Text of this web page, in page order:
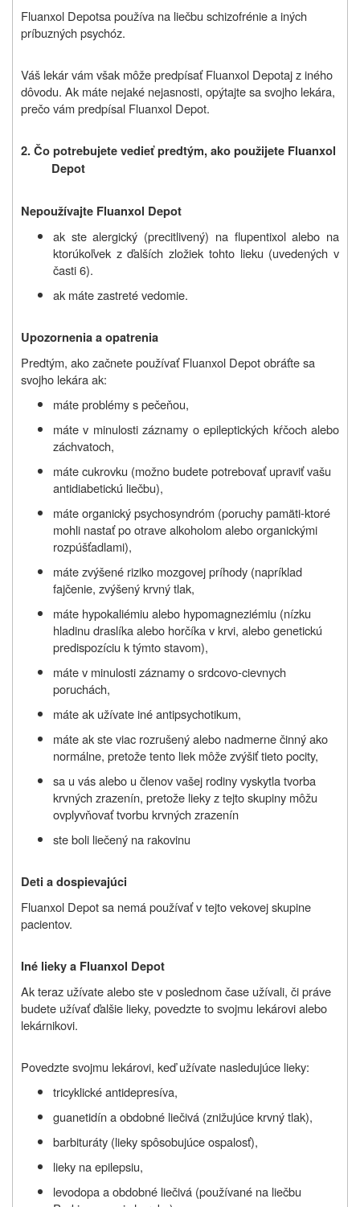
Fluanxol Depotsa používa na liečbu schizofrénie a iných
príbuzných psychóz.
Váš lekár vám však môže predpísať Fluanxol Depotaj z iného
dôvodu. Ak máte nejaké nejasnosti, opýtajte sa svojho lekára,
prečo vám predpísal Fluanxol Depot.
2. Čo potrebujete vedieť predtým, ako použijete Fluanxol
Depot
Nepoužívajte Fluanxol Depot
ak ste alergický (precitlivený) na flupentixol alebo na
ktorúkoľvek z ďalších zložiek tohto lieku (uvedených v
časti 6).
ak máte zastreté vedomie.
Upozornenia a opatrenia
Predtým, ako začnete používať Fluanxol Depot obráťte sa
svojho lekára ak:
máte problémy s pečeňou,
máte v minulosti záznamy o epileptických kŕčoch alebo
záchvatoch,
máte cukrovku (možno budete potrebovať upraviť vašu
antidiabetickú liečbu),
máte organický psychosyndróm (poruchy pamäti-ktoré
mohli nastať po otrave alkoholom alebo organickými
rozpúšťadlami),
máte zvýšené riziko mozgovej príhody (napríklad
fajčenie, zvýšený krvný tlak,
máte hypokaliémiu alebo hypomagneziémiu (nízku
hladinu draslíka alebo horčíka v krvi, alebo genetickú
predispozíciu k týmto stavom),
máte v minulosti záznamy o srdcovo-cievnych
poruchách,
máte ak užívate iné antipsychotikum,
máte ak ste viac rozrušený alebo nadmerne činný ako
normálne, pretože tento liek môže zvýšiť tieto pocity,
sa u vás alebo u členov vašej rodiny vyskytla tvorba
krvných zrazenín, pretože lieky z tejto skupiny môžu
ovplyvňovať tvorbu krvných zrazenín
ste boli liečený na rakovinu
Deti a dospievajúci
Fluanxol Depot sa nemá používať v tejto vekovej skupine
pacientov.
Iné lieky a Fluanxol Depot
Ak teraz užívate alebo ste v poslednom čase užívali, či práve
budete užívať ďalšie lieky, povedzte to svojmu lekárovi alebo
lekárnikovi.
Povedzte svojmu lekárovi, keď užívate nasledujúce lieky:
tricyklické antidepresíva,
guanetidín a obdobné liečivá (znižujúce krvný tlak),
barbituráty (lieky spôsobujúce ospalosť),
lieky na epilepsiu,
levodopa a obdobné liečivá (používané na liečbu